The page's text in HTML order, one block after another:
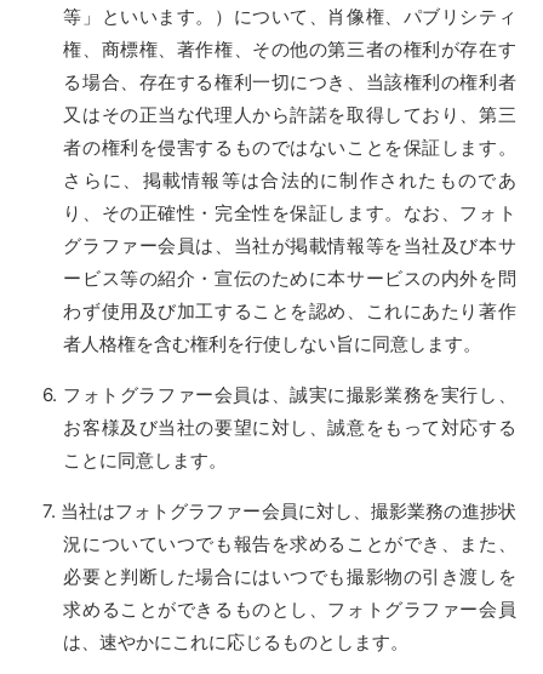
等」といいます。）について、肖像権、パブリシティ
権、商標権、著作権、その他の第三者の権利が存在す
る場合、存在する権利一切につき、当該権利の権利者
又はその正当な代理人から許諾を取得しており、第三
者の権利を侵害するものではないことを保証します。
さらに、掲載情報等は合法的に制作されたものであ
り、その正確性・完全性を保証します。なお、フォト
グラファー会員は、当社が掲載情報等を当社及び本サ
ービス等の紹介・宣伝のために本サービスの内外を問
わず使用及び加工することを認め、これにあたり著作
者人格権を含む権利を行使しない旨に同意します。
フォトグラファー会員は、誠実に撮影業務を実行し、
お客様及び当社の要望に対し、誠意をもって対応する
ことに同意します。
当社はフォトグラファー会員に対し、撮影業務の進捗状
況についていつでも報告を求めることができ、また、
必要と判断した場合にはいつでも撮影物の引き渡しを
求めることができるものとし、フォトグラファー会員
は、速やかにこれに応じるものとします。